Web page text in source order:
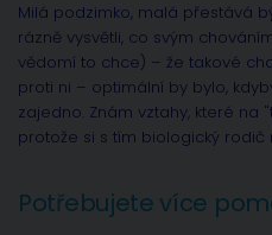
Milá podzimko, malá přestává
rázně vysvětli, co svým
vědomí to chce) – že takové
proti ni – optimální by bylo,
zajedno. Znám vztahy, které na
protože si s tím biologický rodič
Potřebujete více